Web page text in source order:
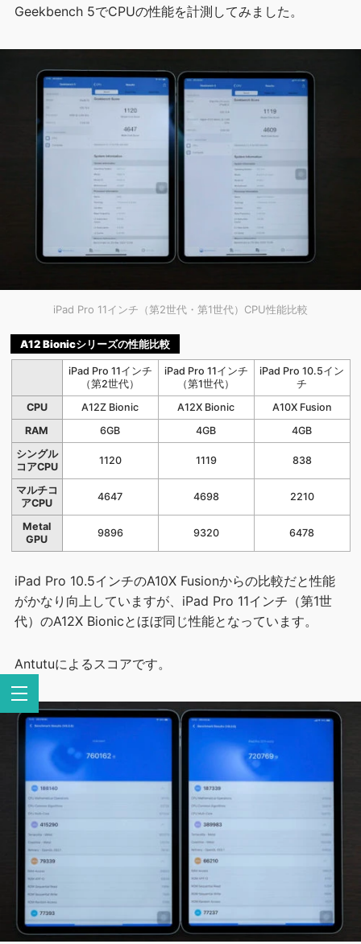
Geekbench 5でCPUの性能を計測してみました。
iPad Pro 11インチ（第2世代・第1世代）CPU性能比較
A12 Bionicシリーズの性能比較
iPad Pro 11インチ
（第2世代）
iPad Pro 11インチ
（第1世代）
iPad Pro 10.5イン
チ
CPU
A12Z Bionic A12X Bionic
A10X Fusion
RAM
6GB 4GB
4GB
シングル
コアCPU
1120 1119 838
マルチコ
アCPU
4647 4698 2210
Metal
GPU
9896 9320 6478
iPad Pro 10.5インチのA10X Fusionからの比較だと性能
がかなり向上していますが、iPad Pro 11インチ（第1世
代）のA12X Bionicとほぼ同じ性能となっています。
Antutuによるスコアです。